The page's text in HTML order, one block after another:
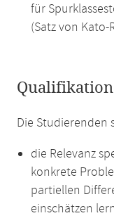
für
(Satz von
Die Studierenden
die Relevanz
konkrete
partiellen
einschätzen